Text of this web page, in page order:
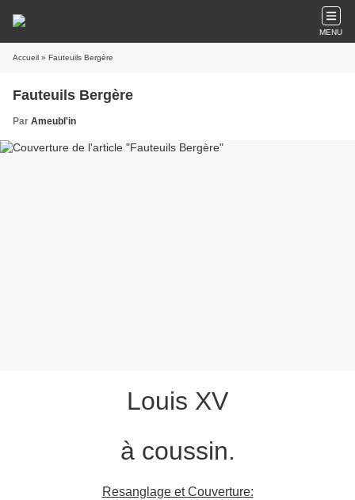
MENU
Accueil » Fauteuils Bergère
Fauteuils Bergère
Par Ameubl'in
Louis XV
à coussin.
Resanglage et Couverture: